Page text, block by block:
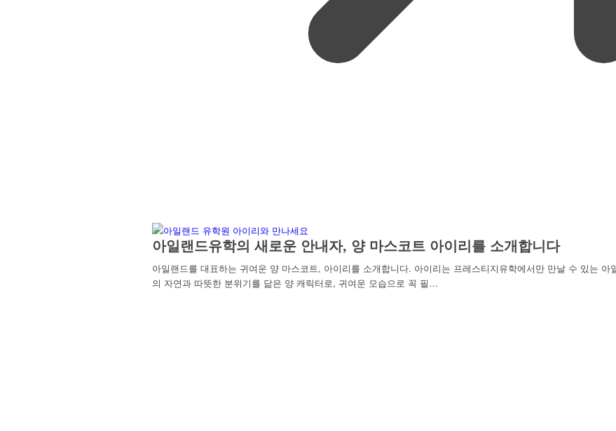
아일랜드유학의 새로운 안내자, 양 마스코트 아이리를 소개합니다
아일랜드를 대표하는 귀여운 양 마스코트, 아이리를 소개합니다. 아이리는 프레스티지유학에서만 만날 수 있는
의 자연과 따뜻한 분위기를 닮은 양 캐릭터로, 귀여운 모습으로 꼭 필…